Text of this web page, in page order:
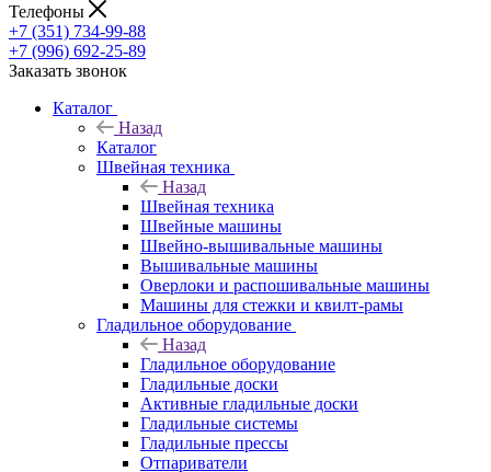
Телефоны
+7 (351) 734-99-88
+7 (996) 692-25-89
Заказать звонок
Каталог
Назад
Каталог
Швейная техника
Назад
Швейная техника
Швейные машины
Швейно-вышивальные машины
Вышивальные машины
Оверлоки и распошивальные машины
Машины для стежки и квилт-рамы
Гладильное оборудование
Назад
Гладильное оборудование
Гладильные доски
Активные гладильные доски
Гладильные системы
Гладильные прессы
Отпариватели